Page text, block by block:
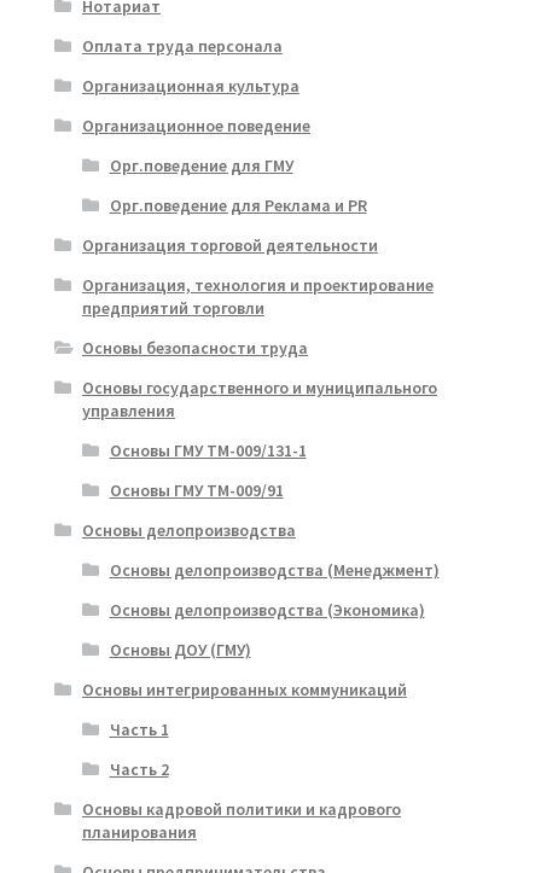
Нотариат
Оплата труда персонала
Организационная культура
Организационное поведение
Орг.поведение для ГМУ
Орг.поведение для Реклама и PR
Организация торговой деятельности
Организация, технология и проектирование
предприятий торговли
Основы безопасности труда
Основы государственного и муниципального
управления
Основы ГМУ ТМ-009/131-1
Основы ГМУ ТМ-009/91
Основы делопроизводства
Основы делопроизводства (Менеджмент)
Основы делопроизводства (Экономика)
Основы ДОУ (ГМУ)
Основы интегрированных коммуникаций
Часть 1
Часть 2
Основы кадровой политики и кадрового
планирования